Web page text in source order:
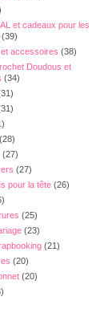
et cadeaux pour les
(39)
accessoires (38)
Doudous et
(34)
(28)
(27)
(27)
pour la tête (26)
(25)
(23)
(21)
(20)
(20)